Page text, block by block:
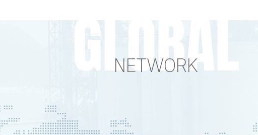
GLOBAL
NETWORK